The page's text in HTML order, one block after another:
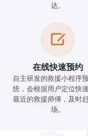
达。

在线快速预约
自主研发的救援小程序
统，会根据用户定位快
最近的救援师傅，及时
场。